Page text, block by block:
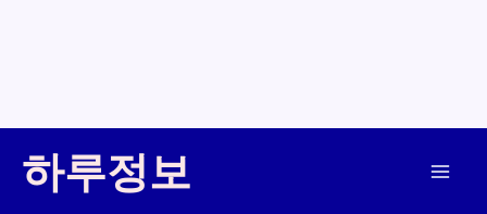
하루정보